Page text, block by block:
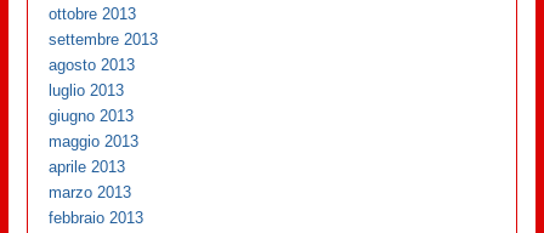
ottobre 2013
settembre 2013
agosto 2013
luglio 2013
giugno 2013
maggio 2013
aprile 2013
marzo 2013
febbraio 2013